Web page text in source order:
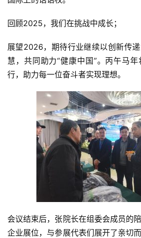
回顾2025，我们在挑战中成长；
展望2026，期待行业继续以创新传
慧，共同助力“健康中国”。丙午马
行，助力每一位奋斗者实现理想。
会议结束后，张院长在组委会成员的
企业展位，与参展代表们展开了亲切